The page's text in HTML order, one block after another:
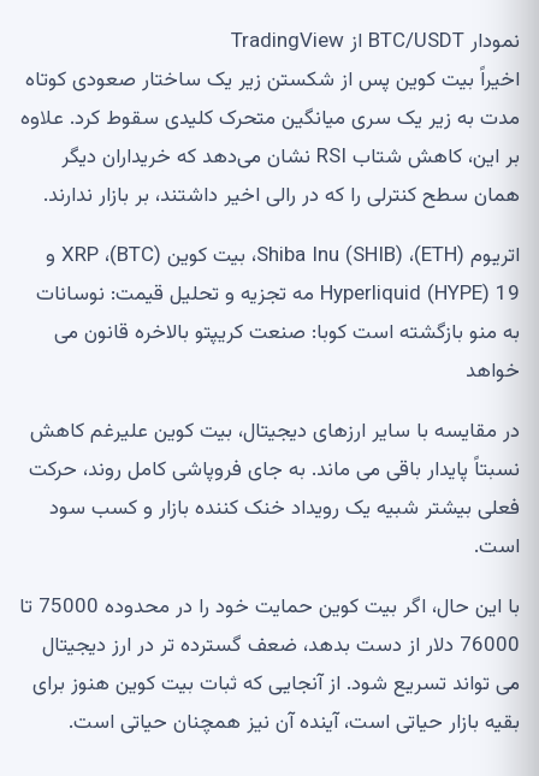
نمودار BTC/USDT از TradingView
اخیراً بیت کوین پس از شکستن زیر یک ساختار صعودی کوتاه
مدت به زیر یک سری میانگین متحرک کلیدی سقوط کرد. علاوه
بر این، کاهش شتاب RSI نشان می‌دهد که خریداران دیگر
همان سطح کنترلی را که در رالی اخیر داشتند، بر بازار ندارند.
اتریوم (ETH)، Shiba Inu (SHIB)، بیت کوین (BTC)، XRP و
Hyperliquid (HYPE) 19 مه تجزیه و تحلیل قیمت: نوسانات
به منو بازگشته است کوبا: صنعت کریپتو بالاخره قانون می
خواهد
در مقایسه با سایر ارزهای دیجیتال، بیت کوین علیرغم کاهش
نسبتاً پایدار باقی می ماند. به جای فروپاشی کامل روند، حرکت
فعلی بیشتر شبیه یک رویداد خنک کننده بازار و کسب سود
است.
با این حال، اگر بیت کوین حمایت خود را در محدوده 75000 تا
76000 دلار از دست بدهد، ضعف گسترده تر در ارز دیجیتال
می تواند تسریع شود. از آنجایی که ثبات بیت کوین هنوز برای
بقیه بازار حیاتی است، آینده آن نیز همچنان حیاتی است.